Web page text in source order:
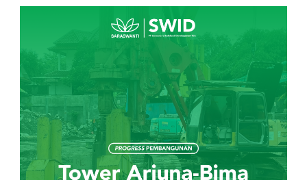
Pembangunan
Tower
Arjuna-
Bima
Juli
2023